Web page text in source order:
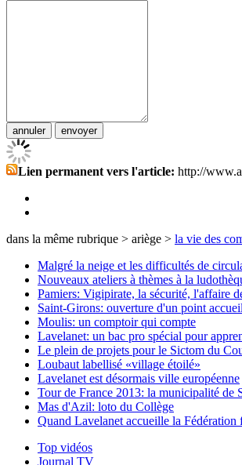
Lien permanent vers l'article: http://
dans la même rubrique > ariège > la vie des
Malgré la neige et les difficultés de
Nouveaux ateliers à thèmes à la
Pamiers: Vigipirate, la sécurité, l'affaire
Saint-Girons: ouverture d'un point
Moulis: un comptoir qui compte
Lavelanet: un bac pro spécial pour
Le plein de projets pour le Sictom du
Loubaut labellisé «village étoilé»
Lavelanet est désormais ville européenne
Tour de France 2013: la municipalité de
Mas d'Azil: loto du Collège
Quand Lavelanet accueille la Fédération
Top vidéos
Journal TV